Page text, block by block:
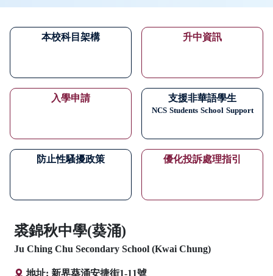
本校科目架構 升中資訊
入學申請 支援非華語學生
NCS Students School Support
防止性騷擾政策 優化投訴處理指引
裘錦秋中學(葵涌)
Ju Ching Chu Secondary School (Kwai Chung)
地址: 新界葵涌安捷街1-11號